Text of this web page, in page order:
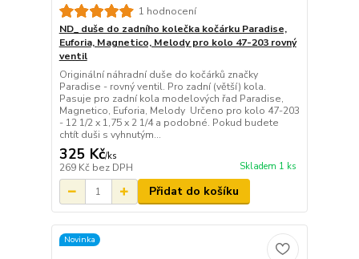
1 hodnocení
ND_ duše do zadního kolečka kočárku Paradise,
Euforia, Magnetico, Melody pro kolo 47-203 rovný
ventil
Originální náhradní duše do kočárků značky
Paradise - rovný ventil. Pro zadní (větší) kola.
Pasuje pro zadní kola modelových řad Paradise,
Magnetico, Euforia, Melody Určeno pro kolo 47-203
- 12 1/2 x 1,75 x 2 1/4 a podobné. Pokud budete
chtít duši s vyhnutým...
325 Kč/ks
269 Kč bez DPH Skladem 1 ks
Přidat do košíku
Novinka